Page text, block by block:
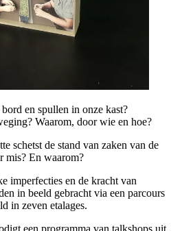
en spullen in onze kast?
Waarom, door wie en hoe?
schetst de stand van zaken van de
mis? En waarom?
imperfecties en de kracht van
in beeld gebracht via een parcours
in zeven etalages.
een programma van talkshops uit